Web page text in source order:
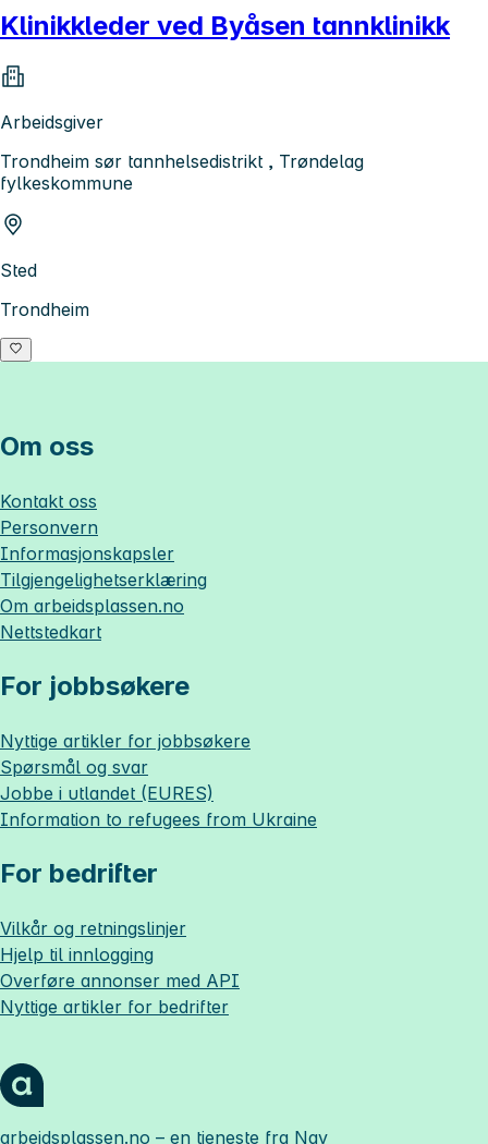
Klinikkleder ved Byåsen tannklinikk
Arbeidsgiver
Trondheim sør tannhelsedistrikt , Trøndelag
fylkeskommune
Sted
Trondheim
Om oss
Kontakt oss
Personvern
Informasjonskapsler
Tilgjengelighetserklæring
Om arbeidsplassen.no
Nettstedkart
For jobbsøkere
Nyttige artikler for jobbsøkere
Spørsmål og svar
Jobbe i utlandet (EURES)
Information to refugees from Ukraine
For bedrifter
Vilkår og retningslinjer
Hjelp til innlogging
Overføre annonser med API
Nyttige artikler for bedrifter
arbeidsplassen.no – en tjeneste fra Nav